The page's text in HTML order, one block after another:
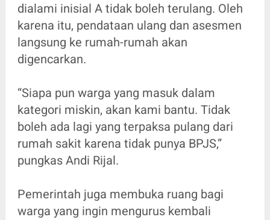
dialami inisial A tidak boleh terulang. Oleh
karena itu, pendataan ulang dan asesmen
langsung ke rumah-rumah akan
digencarkan.
“Siapa pun warga yang masuk dalam
kategori miskin, akan kami bantu. Tidak
boleh ada lagi yang terpaksa pulang dari
rumah sakit karena tidak punya BPJS,”
pungkas Andi Rijal.
Pemerintah juga membuka ruang bagi
warga yang ingin mengurus kembali